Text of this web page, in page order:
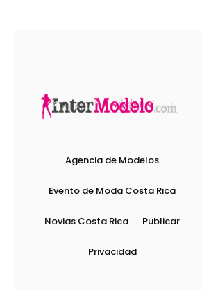
Agencia de Modelos
Evento de Moda Costa Rica
Novias Costa Rica Publicar
Privacidad